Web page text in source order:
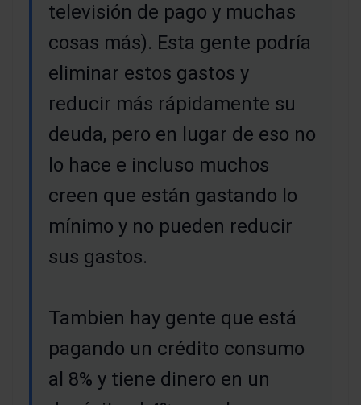
televisión de pago y muchas
cosas más). Esta gente podría
eliminar estos gastos y
reducir más rápidamente su
deuda, pero en lugar de eso no
lo hace e incluso muchos
creen que están gastando lo
mínimo y no pueden reducir
sus gastos.
Tambien hay gente que está
pagando un crédito consumo
al 8% y tiene dinero en un